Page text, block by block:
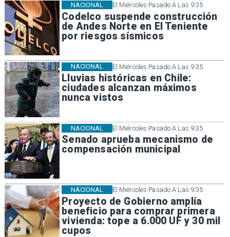
El Miércoles Pasado A Las 9:35
Codelco suspende construcción
de Andes Norte en El Teniente
por riesgos sísmicos
NACIONAL
El Miércoles Pasado A Las 9:35
Lluvias históricas en Chile:
ciudades alcanzan máximos
nunca vistos
NACIONAL
El Miércoles Pasado A Las 9:35
Senado aprueba mecanismo de
compensación municipal
NACIONAL
El Miércoles Pasado A Las 9:35
Proyecto de Gobierno amplía
beneficio para comprar primera
vivienda: tope a 6.000 UF y 30 mil
cupos
NACIONAL